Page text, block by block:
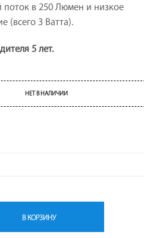
поток в 250 Люмен и низкое
(всего 3 Ватта).
5 лет.
НЕТ В НАЛИЧИИ
В КОРЗИНУ